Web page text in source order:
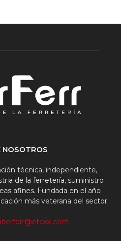
NOSOTROS
técnica, independiente,
de la ferretería, suministro
afines. Fundada en el año
más veterana del sector.
iberferr@etcxxi.com